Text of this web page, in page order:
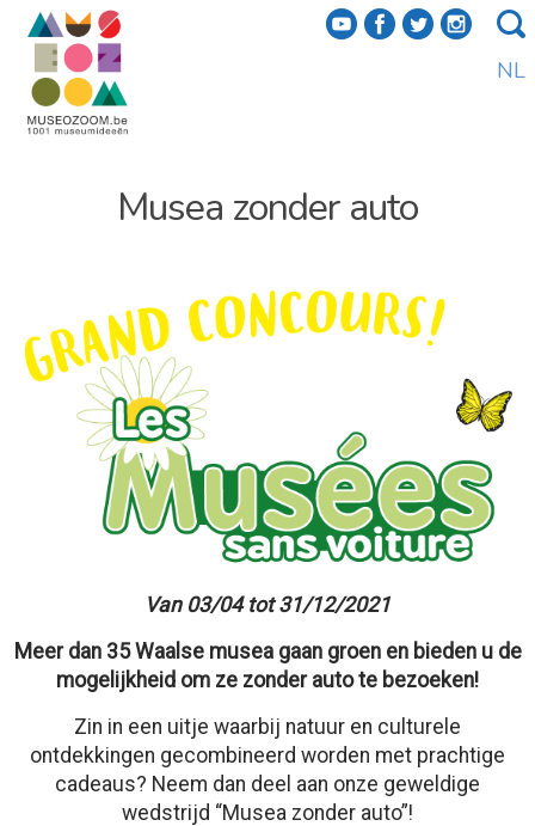
f a b e
NL
Musea zonder auto
Van 03/04 tot 31/12/2021
Meer dan 35 Waalse musea gaan groen en bieden u de
mogelijkheid om ze zonder auto te bezoeken!
Zin in een uitje waarbij natuur en culturele
ontdekkingen gecombineerd worden met prachtige
cadeaus? Neem dan deel aan onze geweldige
wedstrijd “Musea zonder auto”!